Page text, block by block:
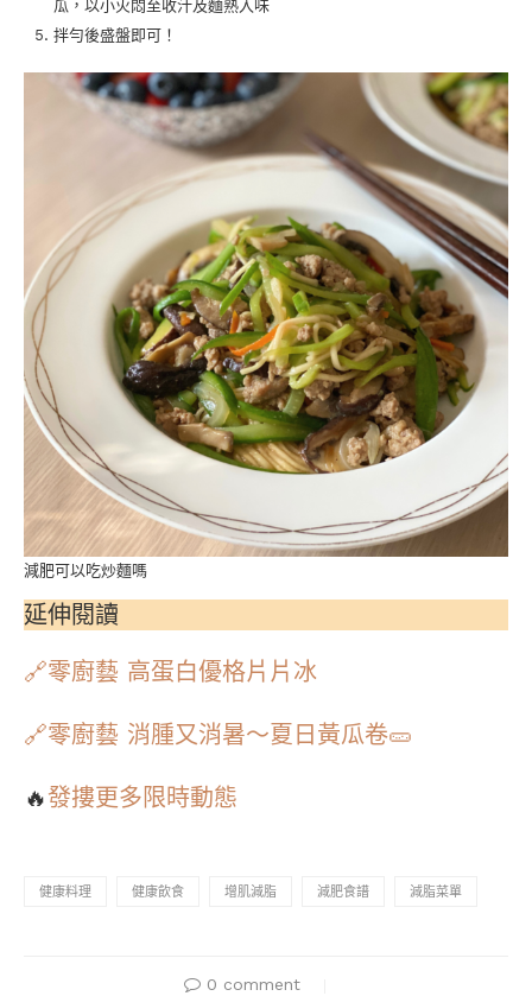
瓜，以小火悶至收汁及麵熟入味
拌勻後盛盤即可！
減肥可以吃炒麵嗎
延伸閱讀
🔗零廚藝 高蛋白優格片片冰
🔗零廚藝 消腫又消暑～夏日黃瓜卷🥒
🔥發摟更多限時動態
健康料理 健康飲食 增肌減脂 減肥食譜 減脂菜單
0 comment